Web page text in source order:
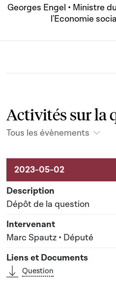
Georges Engel • Ministre
l'Economie
Activités sur la
Tous les évènements
Activités sur le dossier
Dépôt de la question
Marc Spautz • Député
Question